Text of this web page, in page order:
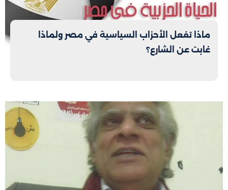
ماذا تفعل الأحزاب السياسية في مصر ولماذا
غابت عن الشارع؟